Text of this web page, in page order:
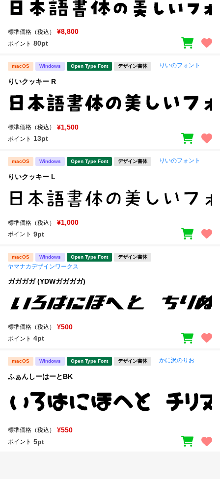
標準価格（税込） ¥8,800
ポイント 80pt
macOS Windows Open Type Font デザイン書体 りいのフォント
りいクッキー R
標準価格（税込） ¥1,500
ポイント 13pt
macOS Windows Open Type Font デザイン書体 りいのフォント
りいクッキー L
標準価格（税込） ¥1,000
ポイント 9pt
macOS Windows Open Type Font デザイン書体
ヤマナカデザインワークス
ガガガガ (YDWガガガガ)
標準価格（税込） ¥500
ポイント 4pt
macOS Windows Open Type Font デザイン書体 かに沢のりお
ふぁんしーはーとBK
標準価格（税込） ¥550
ポイント 5pt